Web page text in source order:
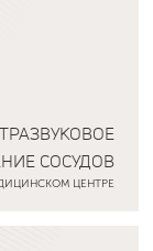
СОСУДОВ
ЦЕНТРЕ